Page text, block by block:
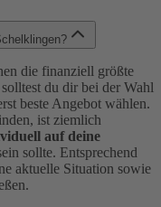
die finanziell größte
du dir bei der Wahl
beste Angebot wählen.
ist ziemlich
auf deine
sollte. Entsprechend
aktuelle Situation sowie